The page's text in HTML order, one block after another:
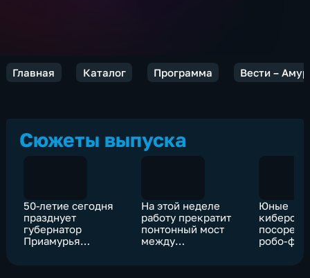
Главная Каталог Программа Вести –
Сюжеты выпуска
50-летие сегодня
празднует
губернатор
Приамурья
На этой неделе
работу прекратит
понтонный мост
между
Юные
робо-